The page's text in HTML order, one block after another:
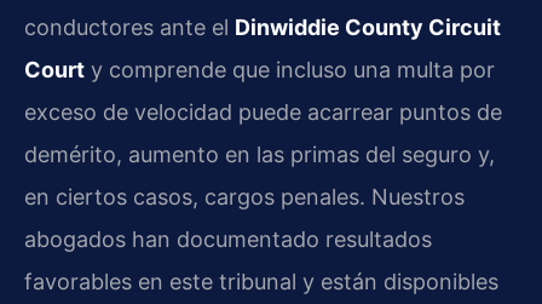
conductores ante el Dinwiddie County Circuit
Court y comprende que incluso una multa por
exceso de velocidad puede acarrear puntos de
demérito, aumento en las primas del seguro y,
en ciertos casos, cargos penales. Nuestros
abogados han documentado resultados
favorables en este tribunal y están disponibles